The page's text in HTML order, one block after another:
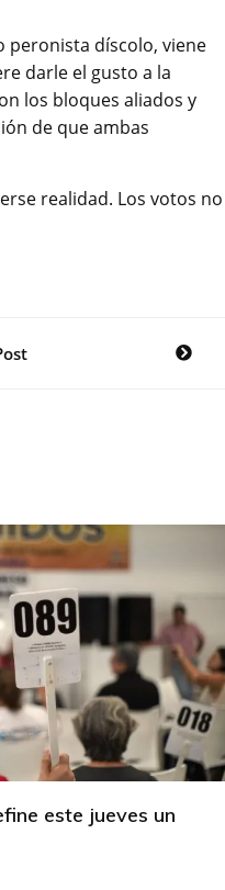
peronista díscolo, viene
darle el gusto a la
los bloques aliados y
de que ambas
realidad. Los votos no
este jueves un